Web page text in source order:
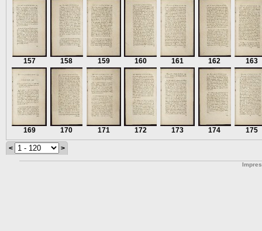
157 158 159 160 161 162 163
169 170 171 172 173 174 175
< >